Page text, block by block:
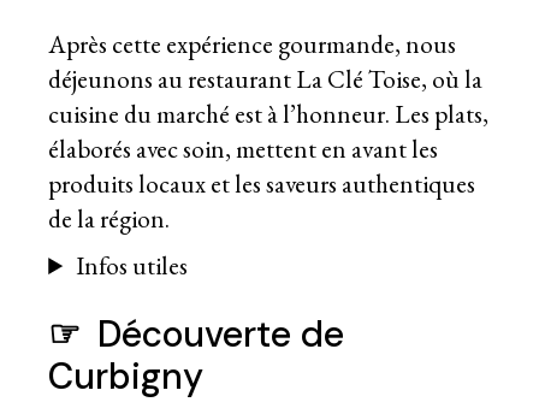
Après cette expérience gourmande, nous
déjeunons au restaurant La Clé Toise, où la
cuisine du marché est à l’honneur. Les plats,
élaborés avec soin, mettent en avant les
produits locaux et les saveurs authentiques
de la région.
Infos utiles
☞ Découverte de
Curbigny